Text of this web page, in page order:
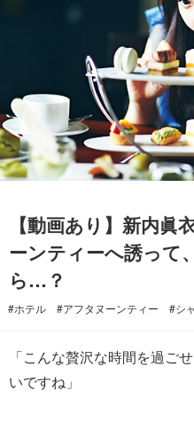
【動画あり】新内眞
ーンティーへ誘って
ら…？
#ホテル #アフタヌーンティー #シ
「こんな贅沢な時間を過ご
いですね」